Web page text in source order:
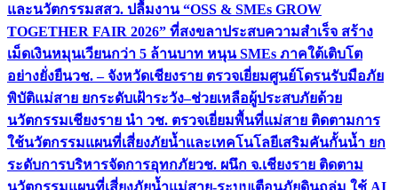
และนวัตกรรมสสว. ปลื้มงาน “OSS & SMEs GROW
TOGETHER FAIR 2026” ที่สงขลาประสบความสำเร็จ สร้าง
เม็ดเงินหมุนเวียนกว่า 5 ล้านบาท หนุน SMEs ภาคใต้เติบโต
อย่างยั่งยืนวช. – จังหวัดเชียงราย ตรวจเยี่ยมศูนย์โดรนรับมือภัย
พิบัติแม่สาย ยกระดับเฝ้าระวัง–ช่วยเหลือผู้ประสบภัยด้วย
นวัตกรรมเชียงราย นำ วช. ตรวจเยี่ยมพื้นที่แม่สาย ติดตามการ
ใช้นวัตกรรมแผนที่เสี่ยงภัยน้ำและเทคโนโลยีเสริมคันกั้นน้ำ ยก
ระดับการบริหารจัดการอุทกภัยวช. ผนึก จ.เชียงราย ติดตาม
นวัตกรรมแผนที่เสี่ยงภัยน้ำแม่สาย-ระบบเตือนภัยดินถล่ม ใช้ AI